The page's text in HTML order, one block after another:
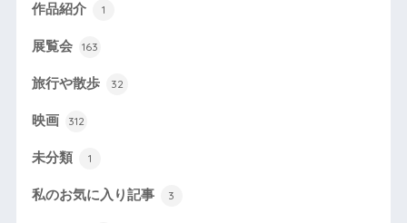
作品紹介 1
展覧会 163
旅行や散歩 32
映画 312
未分類 1
私のお気に入り記事 3